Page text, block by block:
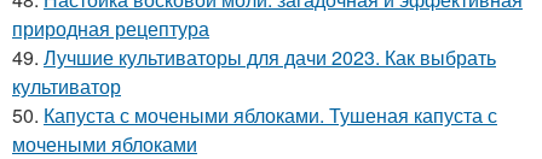
природная рецептура
49. Лучшие культиваторы для дачи 2023. Как выбрать
культиватор
50. Капуста с мочеными яблоками. Тушеная капуста с
мочеными яблоками